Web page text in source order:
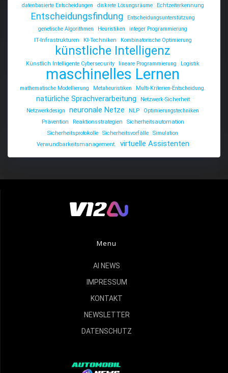
datenbasierte Entscheidungen diskrete Lösungsräume Echtzeiterkennung
Entscheidungsfindung
Entscheidungsunterstützung
genetische Algorithmen
Heuristiken
integer Programmierung
IT-Infrastrukturen
KI-Techniken Kombinatorische Optimierung
künstliche Intelligenz
Künstlich Intelligente Cybersecurity lineare Programmierung Logistik
maschinelles Lernen
mathematische Modellierung Metaheuristiken Multi-Kriterien-Entscheidung.
natürliche Sprachverarbeitung
Netzwerk-Sicherheit
Netzwerkdesign
neuronale Netze NLP
Optimierungstechniken
Prävention
Reaktionsstrategien
Sicherheitsautomation
Sicherheitsprotokolle
Sicherheitsvorfälle
Simulation
Verwundbarkeitsmanagement.
virtuelle Assistenten
Menu
AI NEWS
IMPRESSUM
KONTAKT
NEWSLETTER
DATENSCHUTZ